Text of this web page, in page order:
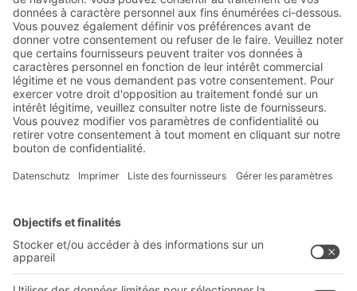
Innovations
S'inscrire à la newsletter
Solutions
Bacs en plastique
Systèmes de transport
Prestations de service
Conseils & Services
Entreprise